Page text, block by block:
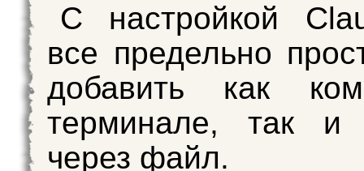
С настройкой
все предельно
добавить как
терминале, так и
через файл.